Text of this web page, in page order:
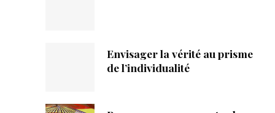
Envisager la vérité au prisme
de l’individualité